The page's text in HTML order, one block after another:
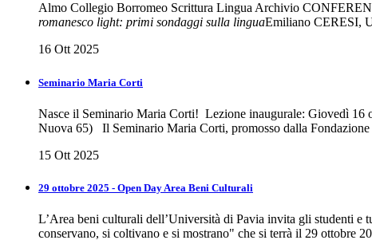
Almo Collegio Borromeo Scrittura Lingua Archivio
romanesco light: primi sondaggi sulla linguaEmiliano CERESI,
16 Ott 2025
Seminario Maria Corti
Nasce il Seminario Maria Corti! Lezione inaugurale: Giovedì 16
Nuova 65) Il Seminario Maria Corti, promosso dalla
15 Ott 2025
29 ottobre 2025 - Open Day Area Beni Culturali
L’Area beni culturali dell’Università di Pavia invita gli studenti e
conservano, si coltivano e si mostrano" che si terrà il 29 ottobre